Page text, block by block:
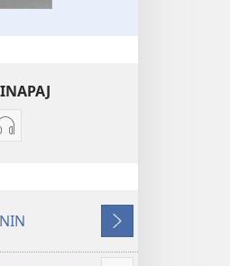
Grabasqata
Palabran
Qhepan
kaj